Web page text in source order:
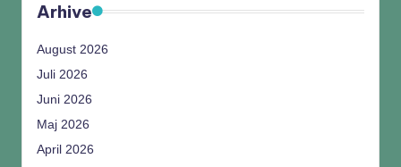
Arhive
August 2026
Juli 2026
Juni 2026
Maj 2026
April 2026